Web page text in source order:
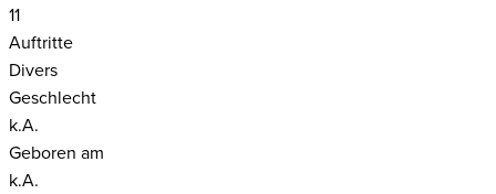
11
Auftritte
Divers
Geschlecht
k.A.
Geboren am
k.A.